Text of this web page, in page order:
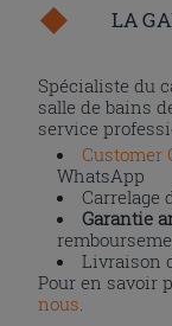
LA
Spécialiste du
salle de bains
service
Customer
WhatsApp
Carrelage
Garantie
Livraison
Pour en savoir
nous